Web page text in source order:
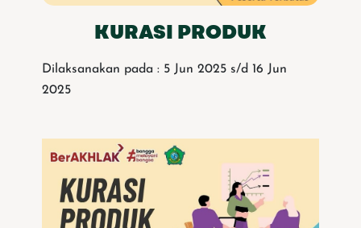
KURASI PRODUK
Dilaksanakan pada : 5 Jun 2025 s/d 16 Jun
2025